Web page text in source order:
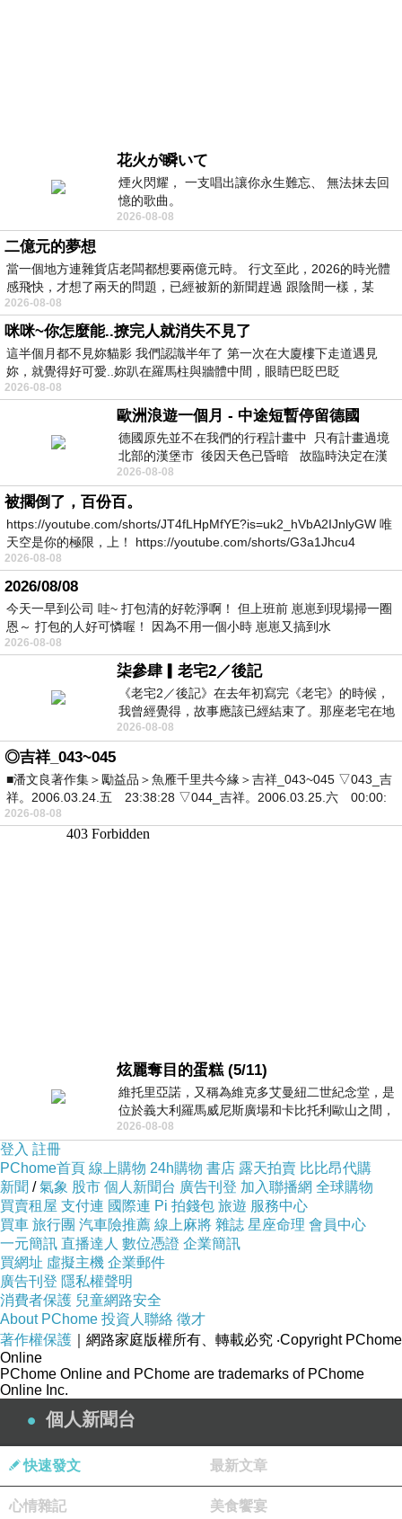
花火が瞬いて
煙火閃耀， 一支唱出讓你永生難忘、 無法抹去回
憶的歌曲。
2026-08-08
二億元的夢想
當一個地方連雜貨店老闆都想要兩億元時。 行文至此，2026的時光體
感飛快，才想了兩天的問題，已經被新的新聞趕過 跟陰間一樣，某
2026-08-08
咪咪~你怎麼能..撩完人就消失不見了
這半個月都不見妳貓影 我們認識半年了 第一次在大廈樓下走道遇見
妳，就覺得好可愛..妳趴在羅馬柱與牆體中間，眼睛巴眨巴眨
2026-08-08
歐洲浪遊一個月 - 中途短暫停留德國
德國原先並不在我們的行程計畫中 只有計畫過境
北部的漢堡市 後因天色已昏暗 故臨時決定在漢
堡市吃晚餐和過夜
2026-08-08
被擱倒了，百份百。
https://youtube.com/shorts/JT4fLHpMfYE?is=uk2_hVbA2IJnlyGW 唯
天空是你的極限，上！ https://youtube.com/shorts/G3a1Jhcu4
2026-08-08
2026/08/08
今天一早到公司 哇~ 打包清的好乾淨啊！ 但上班前 崽崽到現場掃一圈
恩～ 打包的人好可憐喔！ 因為不用一個小時 崽崽又搞到水
2026-08-08
柒參肆▎老宅2／後記
《老宅2／後記》在去年初寫完《老宅》的時候，
我曾經覺得，故事應該已經結束了。那座老宅在地
震中倒塌，七個人終於離開那片黑暗，
2026-08-08
◎吉祥_043~045
■潘文良著作集＞勵益品＞魚雁千里共今緣＞吉祥_043~045 ▽043_吉
祥。2006.03.24.五 23:38:28 ▽044_吉祥。2006.03.25.六 00:00:
2026-08-08
炫麗奪目的蛋糕 (5/11)
維托里亞諾，又稱為維克多艾曼紐二世紀念堂，是
位於義大利羅馬威尼斯廣場和卡比托利歐山之間，
用以紀念統一義大利統一後的的第一位國
2026-08-08
登入 註冊
PChome首頁 線上購物 24h購物 書店 露天拍賣 比比昂代購
新聞 /氣象 股市 個人新聞台 廣告刊登 加入聯播網 全球購物
買賣租屋 支付連 國際連 Pi 拍錢包 旅遊 服務中心
買車 旅行團 汽車險推薦 線上麻將 雜誌 星座命理 會員中心
一元簡訊 直播達人 數位憑證 企業簡訊
買網址 虛擬主機 企業郵件
廣告刊登 隱私權聲明
消費者保護 兒童網路安全
About PChome 投資人聯絡 徵才
著作權保護 ｜網路家庭版權所有、轉載必究 ‧Copyright PChome
Online
PChome Online and PChome are trademarks of PChome
Online Inc.
個人新聞台
快速發文 最新文章
心情雜記 美食饗宴